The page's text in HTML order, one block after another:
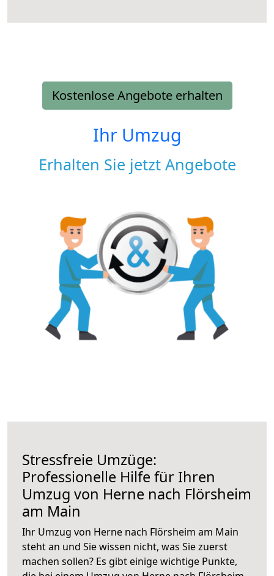
Kostenlose Angebote erhalten
Ihr Umzug
Erhalten Sie jetzt Angebote
Stressfreie Umzüge:
Professionelle Hilfe für Ihren
Umzug von Herne nach Flörsheim
am Main
Ihr Umzug von Herne nach Flörsheim am Main
steht an und Sie wissen nicht, was Sie zuerst
machen sollen? Es gibt einige wichtige Punkte,